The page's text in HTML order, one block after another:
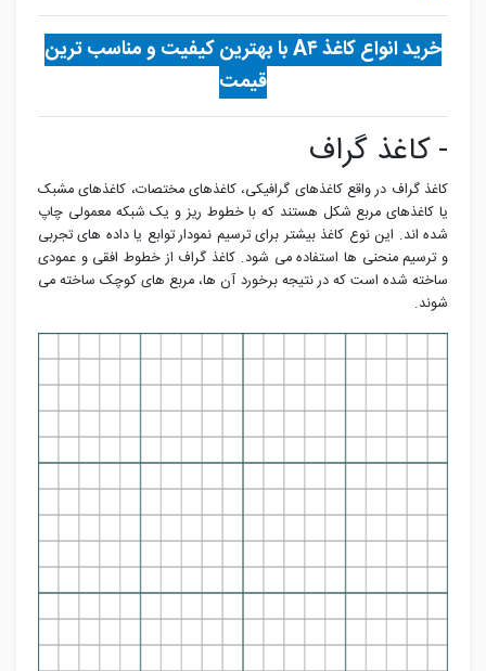
خرید انواع کاغذ A۴ با بهترین کیفیت و مناسب ترین
قیمت
- کاغذ گراف
کاغذ گراف در واقع کاغذهای گرافیکی، کاغذهای مختصات، کاغذهای مشبک
یا کاغذهای مربع شکل هستند که با خطوط ریز و یک شبکه معمولی چاپ
شده اند. این نوع کاغذ بیشتر برای ترسیم نمودار توابع یا داده های تجربی
و ترسیم منحنی ها استفاده می شود. کاغذ گراف از خطوط افقی و عمودی
ساخته شده است که در نتیجه برخورد آن ها، مربع های کوچک ساخته می
شوند.